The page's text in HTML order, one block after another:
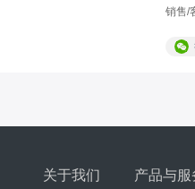
销售/
关于我们 产品与服